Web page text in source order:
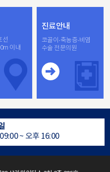
선
이내
진료안내
코골이·축농증·비염
수술 전문의원
면다원검사실은 24시간 운영
~ 오후 16:00
간
13:00 ~ 오후 14:00